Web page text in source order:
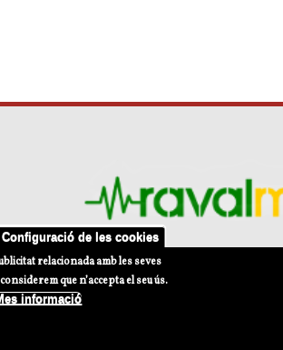
Xarxes Socials
Configuració de les cookies
relacionada amb les seves
que n’accepta el seu ús.
informació